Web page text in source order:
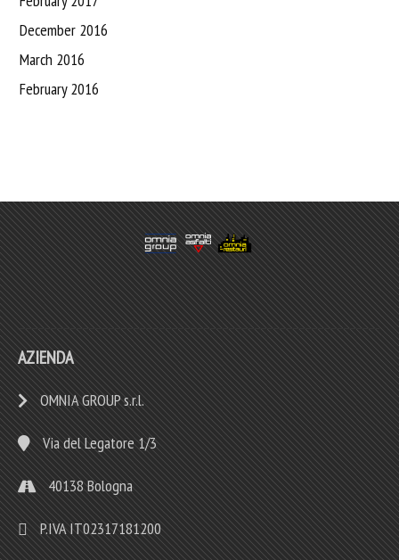
December 2016
March 2016
February 2016
AZIENDA
OMNIA GROUP s.r.l.
Via del Legatore 1/3
40138 Bologna
P.IVA IT02317181200